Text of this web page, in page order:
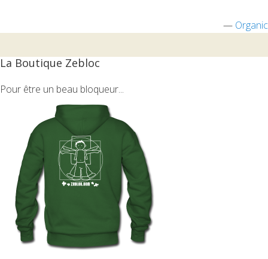
— Organic
La Boutique Zebloc
Pour être un beau bloqueur...